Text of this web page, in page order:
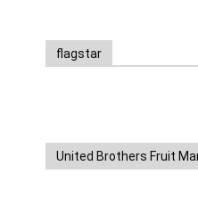
flagstar
United Brothers Fruit